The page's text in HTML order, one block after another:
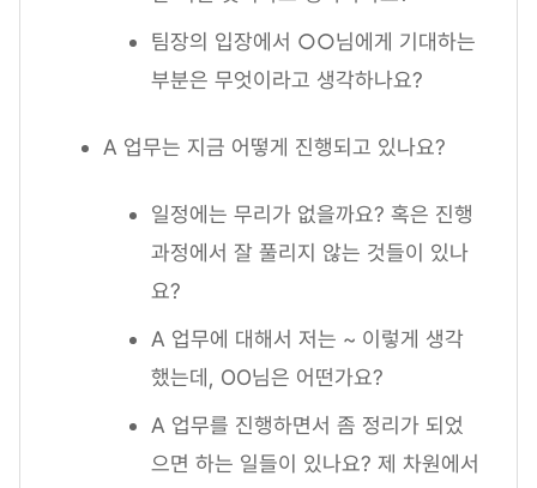
팀장의 입장에서 ○○님에게 기대하는
부분은 무엇이라고 생각하나요?
A 업무는 지금 어떻게 진행되고 있나요?
일정에는 무리가 없을까요? 혹은 진행
과정에서 잘 풀리지 않는 것들이 있나
요?
A 업무에 대해서 저는 ~ 이렇게 생각
했는데, OO님은 어떤가요?
A 업무를 진행하면서 좀 정리가 되었
으면 하는 일들이 있나요? 제 차원에서